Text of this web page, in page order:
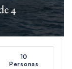
4
10
Personas